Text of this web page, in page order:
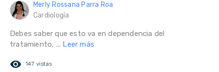
Merly Rossana Parra Roa
Cardiología
Debes saber que esto va en dependencia del
tratamiento, ... Leer más
remove_red_eye 147 vistas